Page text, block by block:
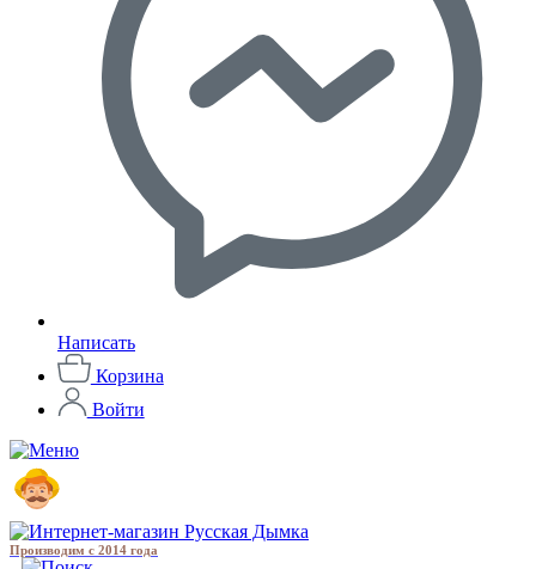
Написать
Корзина
Войти
Производим с 2014 года